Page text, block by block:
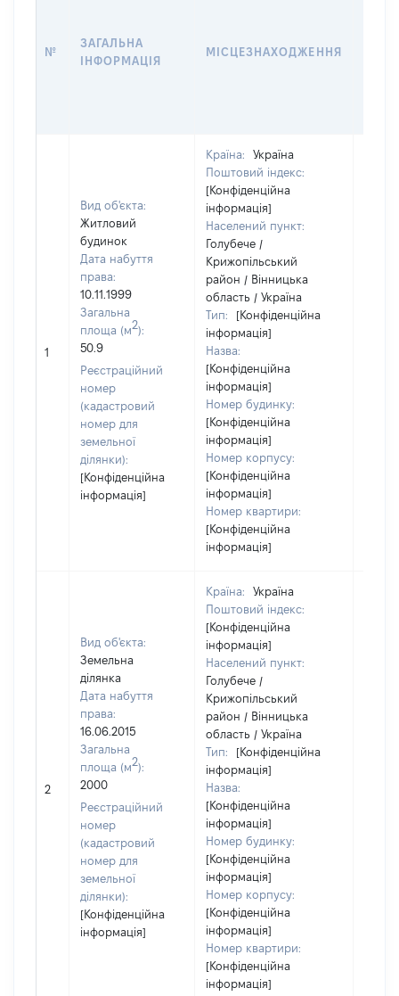
№
ЗАГАЛЬНА
ІНФОРМАЦІЯ
МІСЦЕЗНАХОДЖЕННЯ
1
Вид об'єкта:
Житловий
будинок
Дата набуття
права:
10.11.1999
Загальна
площа (м2):
50.9
Реєстраційний
номер
(кадастровий
номер для
земельної
ділянки):
[Конфіденційна
інформація]
Країна:
Україна
Поштовий індекс:
[Конфіденційна
інформація]
Населений пункт:
Голубече /
Крижопільський
район / Вінницька
область / Україна
Тип:
[Конфіденційна
інформація]
Назва:
[Конфіденційна
інформація]
Номер будинку:
[Конфіденційна
інформація]
Номер корпусу:
[Конфіденційна
інформація]
Номер квартири:
[Конфіденційна
інформація]
2
Вид об'єкта:
Земельна
ділянка
Дата набуття
права:
16.06.2015
Загальна
площа (м2):
2000
Реєстраційний
номер
(кадастровий
номер для
земельної
ділянки):
[Конфіденційна
інформація]
Країна:
Україна
Поштовий індекс:
[Конфіденційна
інформація]
Населений пункт:
Голубече /
Крижопільський
район / Вінницька
область / Україна
Тип:
[Конфіденційна
інформація]
Назва:
[Конфіденційна
інформація]
Номер будинку:
[Конфіденційна
інформація]
Номер корпусу:
[Конфіденційна
інформація]
Номер квартири:
[Конфіденційна
інформація]